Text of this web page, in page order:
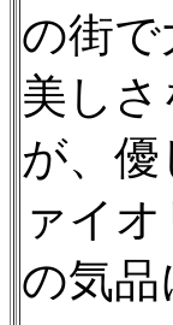
の街
美し
が、
ァイ
の気